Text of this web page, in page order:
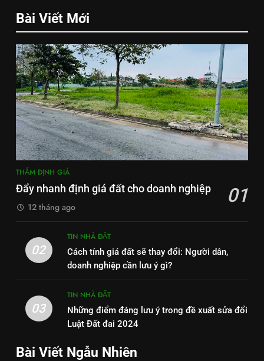
Bài Viết Mới
THẨM ĐỊNH GIÁ
Đẩy nhanh định giá đất cho doanh nghiệp 01
12 tháng ago
02
TIN NHÀ ĐẤT
Cách tính giá đất sẽ thay đổi: Người dân,
doanh nghiệp cần lưu ý gì?
03
TIN NHÀ ĐẤT
Những điểm đáng lưu ý trong đề xuất sửa đổi
Luật Đất đai 2024
Bài Viết Ngẫu Nhiên